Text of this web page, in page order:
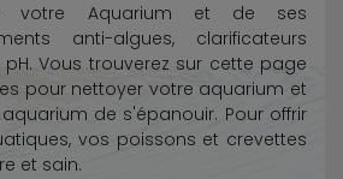
votre Aquarium et de ses
anti-algues, clarificateurs
Vous trouverez sur cette page
pour nettoyer votre aquarium et
de s'épanouir. Pour offrir
vos poissons et crevettes
et sain.